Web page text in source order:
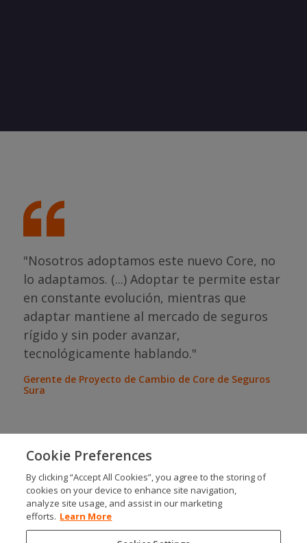
"Nosotros adoptamos este nuevo Core, no
lo adaptamos. (...) Adoptar te permite estar
en constante evolución, mientras que
adaptar mantiene al mercado de seguros
rígido y sin poder avanzar,
tecnológicamente hablando."
Gerente de Proyecto de Cambio de Core de Seguros
Sura
SOCIALS
Cookie Preferences
By clicking “Accept All Cookies”, you agree to the storing of
cookies on your device to enhance site navigation,
analyze site usage, and assist in our marketing
efforts. Learn More